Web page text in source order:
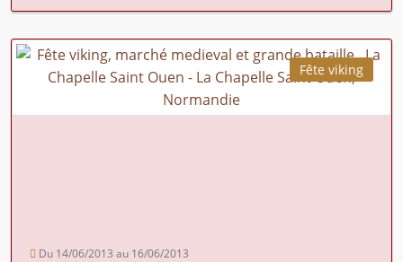
Fête viking
Du 14/06/2013 au 16/06/2013